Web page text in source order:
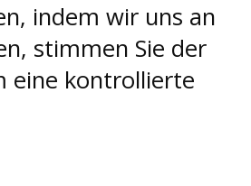
indem wir uns an
stimmen Sie der
eine kontrollierte